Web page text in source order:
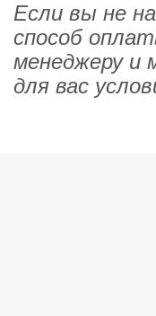
Если вы не
способ
менеджеру и
для вас